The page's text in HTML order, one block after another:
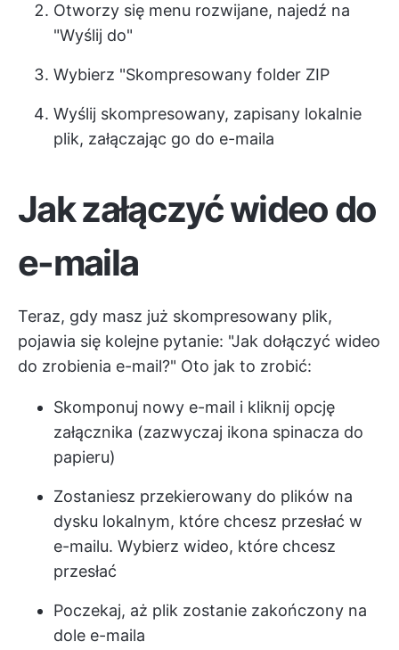
Otworzy się menu rozwijane, najedź na
"Wyślij do"
Wybierz "Skompresowany folder ZIP
Wyślij skompresowany, zapisany lokalnie
plik, załączając go do e-maila
Jak załączyć wideo do
e-maila
Teraz, gdy masz już skompresowany plik,
pojawia się kolejne pytanie: "Jak dołączyć wideo
do zrobienia e-mail?" Oto jak to zrobić:
Skomponuj nowy e-mail i kliknij opcję
załącznika (zazwyczaj ikona spinacza do
papieru)
Zostaniesz przekierowany do plików na
dysku lokalnym, które chcesz przesłać w
e-mailu. Wybierz wideo, które chcesz
przesłać
Poczekaj, aż plik zostanie zakończony na
dole e-maila